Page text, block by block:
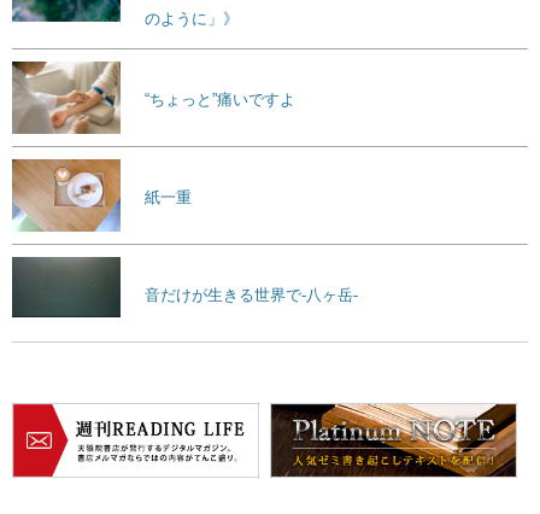
のように」》
“ちょっと”痛いですよ
紙一重
音だけが生きる世界で-八ヶ岳-